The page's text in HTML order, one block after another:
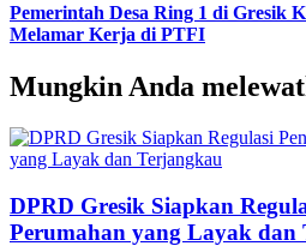
Pemerintah Desa Ring 1 di Gresik
Melamar Kerja di PTFI
Mungkin Anda
DPRD Gresik Siapkan
Perumahan yang Layak dan